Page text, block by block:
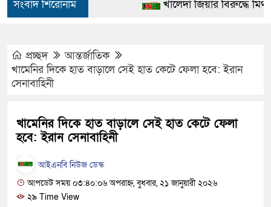
সংবাদ শিরোনাম
খালেদা জিয়ার বিরুদ্ধে মিথ্যা
১৫ মাস পর দেশে ফিরছেন
স্বরাষ্ট্রমন্ত্রী
প্রচ্ছদ
আন্তর্জাতিক
খামেনির দিকে হাত বাড়ালে সেই হাত কেটে ফেলা হবে: ইরান
সেনাবাহিনী
খামেনির দিকে হাত বাড়ালে সেই হাত কেটে ফেলা
হবে: ইরান সেনাবাহিনী
আইএনবি নিউজ ডেস্ক
আপডেট সময় ০৩:৪০:০৬ অপরাহ্ন, বুধবার, ২১ জানুয়ারী ২০২৬
২৯ Time View